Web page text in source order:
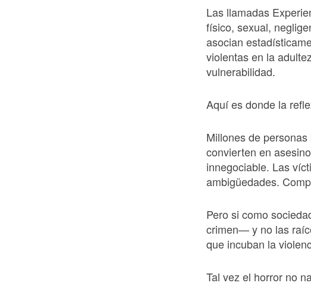
Las llamadas
físico, sexual,
asocian
violentas en la
vulnerabilidad.
Aquí es donde la
Millones de
convierten en
innegociable. Las
ambigüedades.
Pero si como
crimen— y no las
que incuban la
Tal vez el horror no